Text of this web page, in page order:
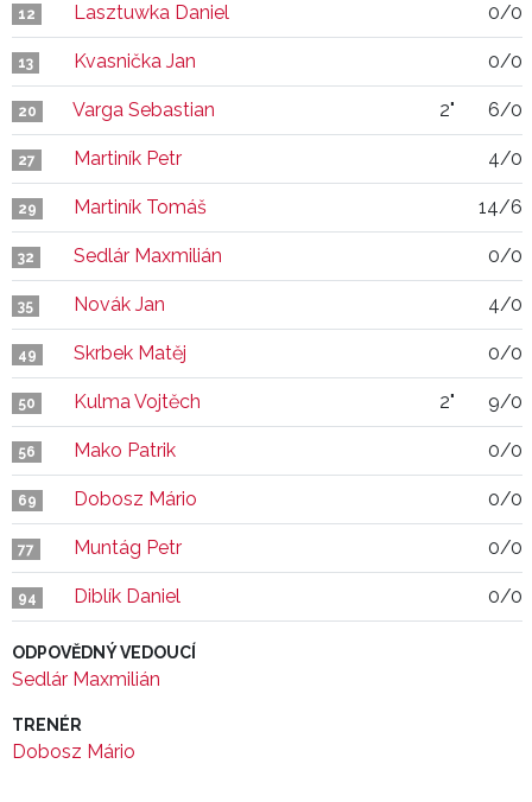
12 Lasztuwka Daniel 0/0
13 Kvasnička Jan 0/0
20 Varga Sebastian 2" 6/0
27 Martiník Petr 4/0
29 Martiník Tomáš 14/6
32 Sedlár Maxmilián 0/0
35 Novák Jan 4/0
49 Skrbek Matěj 0/0
50 Kulma Vojtěch 2" 9/0
56 Mako Patrik 0/0
69 Dobosz Mário 0/0
77 Muntág Petr 0/0
94 Diblík Daniel 0/0
ODPOVĚDNÝ VEDOUCÍ
Sedlár Maxmilián
TRENÉR
Dobosz Mário